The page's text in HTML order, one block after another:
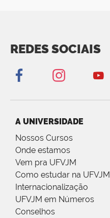
REDES SOCIAIS
A UNIVERSIDADE
Nossos Cursos
Onde estamos
Vem pra UFVJM
Como estudar na UFVJM
Internacionalização
UFVJM em Números
Conselhos